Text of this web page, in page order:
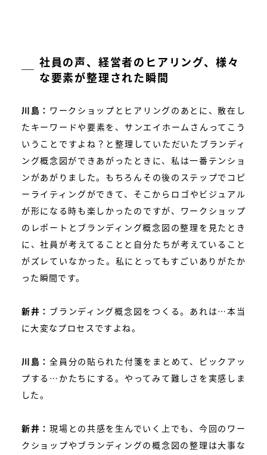
社員の声、経営者のヒアリング、様々
な要素が整理された瞬間
川島： ワークショップとヒアリングのあとに、散在し
たキーワードや要素を、サンエイホームさんってこう
いうことですよね？と整理していただいたブランディ
ング概念図ができあがったときに、私は一番テンショ
ンがあがりました。もちろんその後のステップでコピ
ーライティングができて、そこからロゴやビジュアル
が形になる時も楽しかったのですが、ワークショップ
のレポートとブランディング概念図の整理を見たとき
に、社員が考えてることと自分たちが考えていること
がズレていなかった。私にとってもすごいありがたか
った瞬間です。
新井： ブランディング概念図をつくる。あれは…本当
に大変なプロセスですよね。
川島：全員分の貼られた付箋をまとめて、ピックアッ
プする…かたちにする。やってみて難しさを実感しま
した。
新井：現場との共感を生んでいく上でも、今回のワー
クショップやブランディングの概念図の整理は大事な